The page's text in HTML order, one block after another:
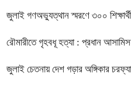
জুলাই গণঅভ্যুত্থান স্মরণে ৩০০
রৌমারীতে গৃহবধূ হত্যা : প্রধান
জুলাই চেতনায় দেশ গড়ার অঙ্গিকার